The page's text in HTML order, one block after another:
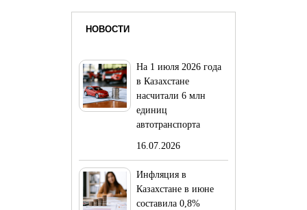
НОВОСТИ
На 1 июля 2026 года
в Казахстане
насчитали 6 млн
единиц
автотранспорта
16.07.2026
Инфляция в
Казахстане в июне
составила 0,8%